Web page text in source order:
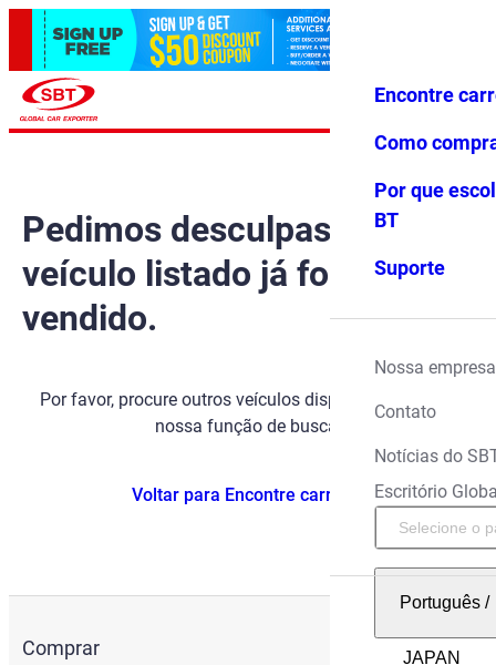
Favoritos Menu
Encontre
Como
Por que
BT
Suporte
Nossa empresa
Contato
Notícias do
Escritório
Português/
Pedimos desculpas, mas o
veículo listado já foi
vendido.
Por favor, procure outros veículos disponíveis usando
nossa função de busca.
Voltar para Encontre carros
Comprar